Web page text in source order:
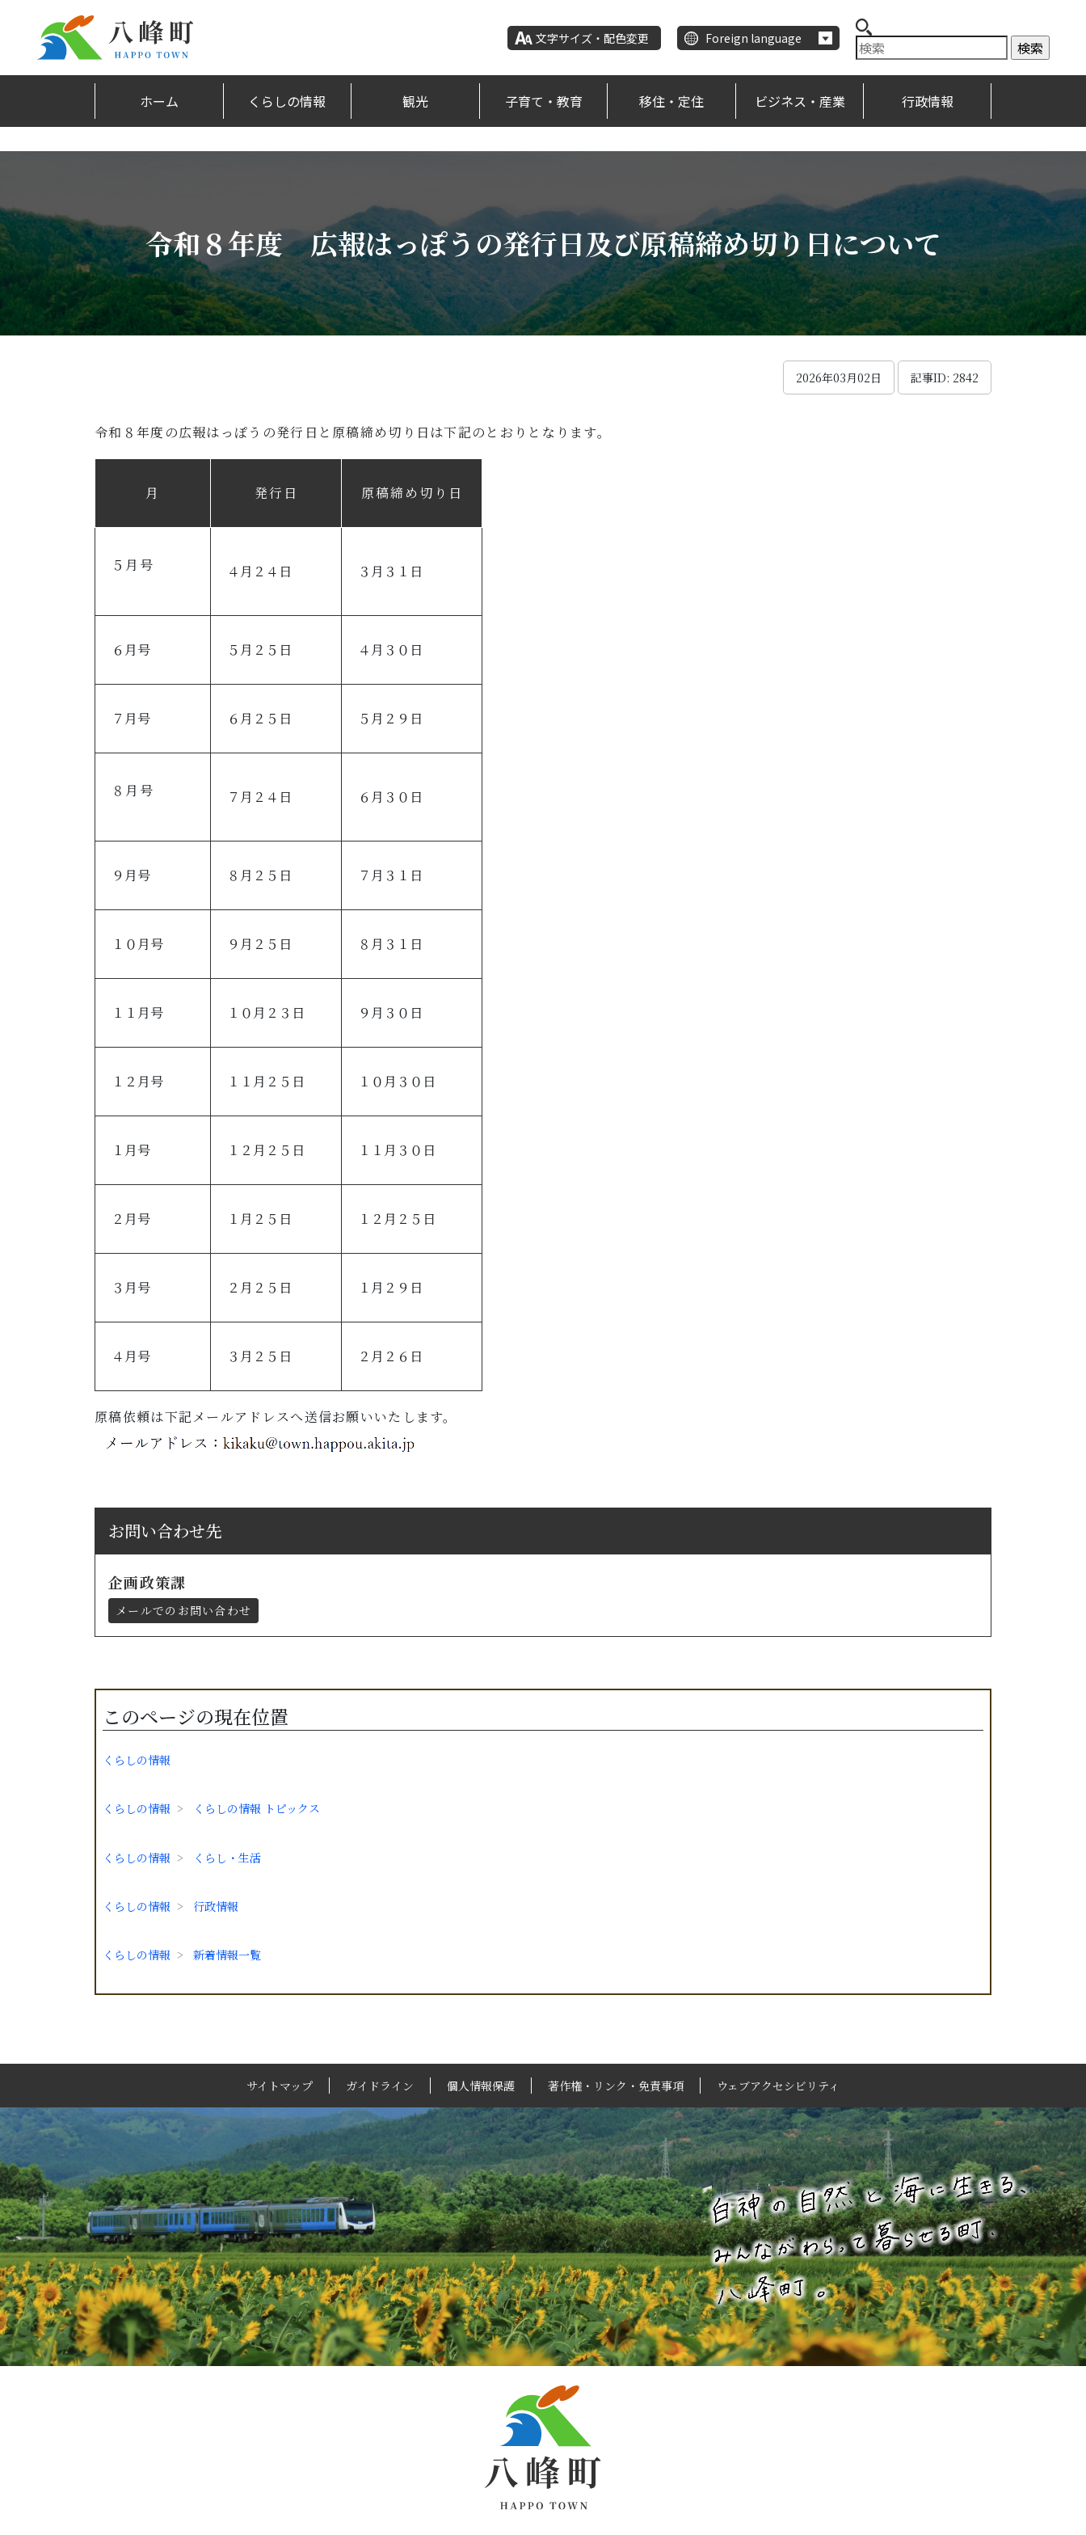
文字サイズ・配色変更 Foreign language
ホーム くらしの情報 観光 子育て・教育 移住・定住 ビジネス・産業 行政情報
令和８年度 広報はっぽうの発行日及び原稿締め切り日について
2026年03月02日 記事ID: 2842
令和８年度の広報はっぽうの発行日と原稿締め切り日は下記のとおりとなります。
月 発行日 原稿締め切り日
５月号 ４月２４日 ３月３１日
６月号 ５月２５日 ４月３０日
７月号 ６月２５日 ５月２９日
８月号 ７月２４日 ６月３０日
９月号 ８月２５日 ７月３１日
１０月号 ９月２５日 ８月３１日
１１月号 １０月２３日 ９月３０日
１２月号 １１月２５日 １０月３０日
１月号 １２月２５日 １１月３０日
２月号 １月２５日 １２月２５日
３月号 ２月２５日 １月２９日
４月号 ３月２５日 ２月２６日
原稿依頼は下記メールアドレスへ送信お願いいたします。
お問い合わせ先
企画政策課
メールでのお問い合わせ
このページの現在位置
くらしの情報
くらしの情報 くらしの情報 トピックス
くらしの情報 くらし・生活
くらしの情報 行政情報
くらしの情報 新着情報一覧
サイトマップ ガイドライン 個人情報保護 著作権・リンク・免責事項 ウェブアクセシビリティ